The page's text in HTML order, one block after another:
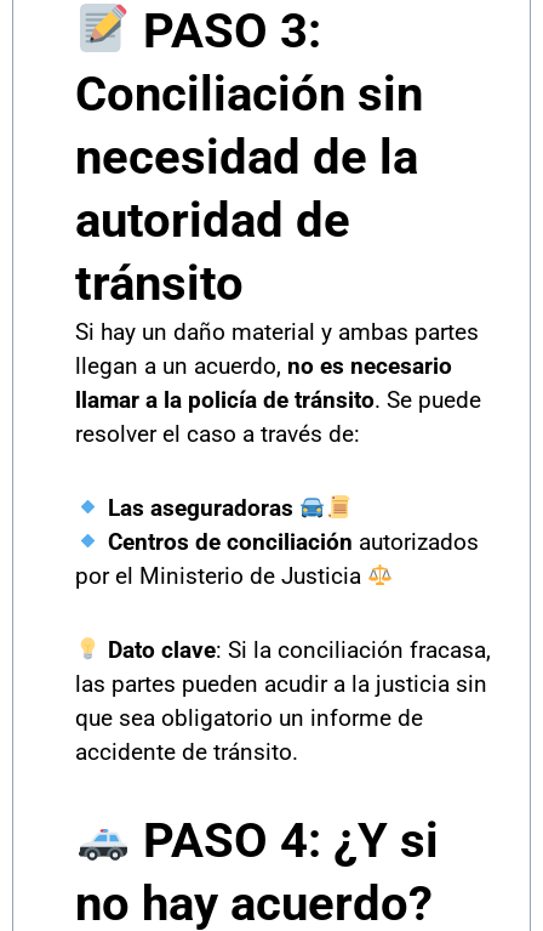
PASO 3:
Conciliación sin
necesidad de la
autoridad de
tránsito
Si hay un daño material y ambas partes
llegan a un acuerdo, no es necesario
llamar a la policía de tránsito. Se puede
resolver el caso a través de:
Las aseguradoras
Centros de conciliación autorizados
por el Ministerio de Justicia
Dato clave: Si la conciliación fracasa,
las partes pueden acudir a la justicia sin
que sea obligatorio un informe de
accidente de tránsito.
PASO 4: ¿Y si
no hay acuerdo?